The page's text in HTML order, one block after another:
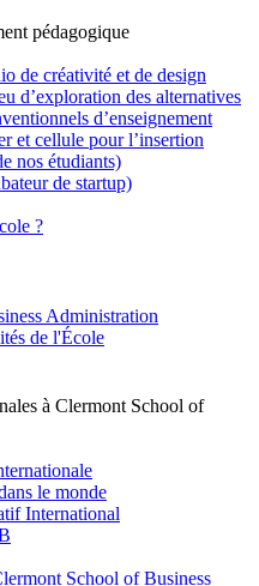
pédagogique
de créativité et de design
d’exploration des alternatives
d’enseignement
et cellule pour l’insertion
nos étudiants)
de startup)
?
Administration
de l'École
à Clermont School of
le monde
International
School of Business